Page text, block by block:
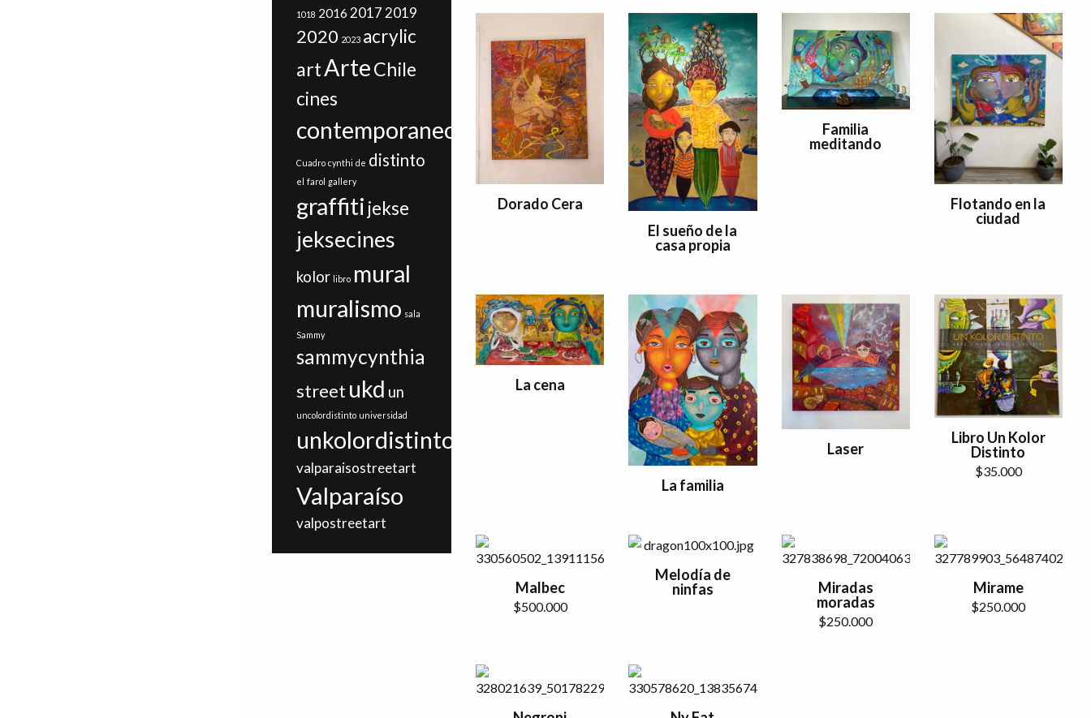
Dorado Cera
El sueño de la
casa propia
Familia
meditando
Flotando en la
ciudad
La cena
La familia
Laser
Libro Un Kolor
Distinto
$35.000
Malbec
$500.000
Melodía de
ninfas
Miradas
moradas
$250.000
Mirame
$250.000
1018 2016 2017 2019
2020 2023 acrylic
artArteChile
cines
contemporaneo
Cuadro cynthi de distinto
el farol gallery
graffiti jekse
jeksecines
kolor libro mural
muralismo sala
Sammy
sammycynthia
street ukd un
uncolordistinto universidad
unkolordistinto
valparaisostreetart
Valparaíso
valpostreetart